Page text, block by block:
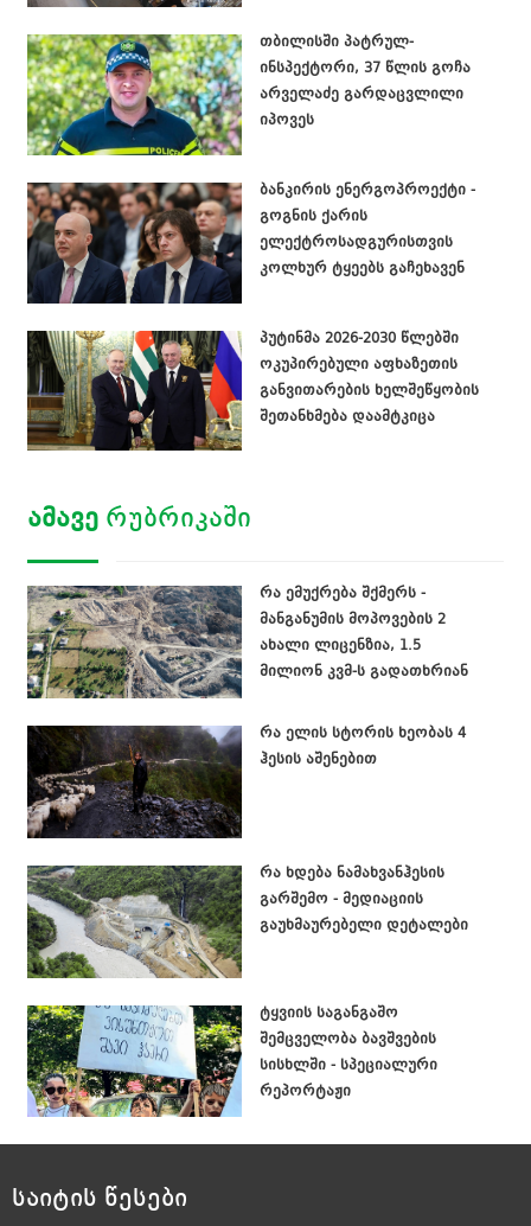
თბილისში პატრულ-
ინსპექტორი, 37 წლის გოჩა
არველაძე გარდაცვლილი
იპოვეს
ბანკირის ენერგოპროექტი -
გოგნის ქარის
ელექტროსადგურისთვის
კოლხურ ტყეებს გაჩეხავენ
პუტინმა 2026-2030 წლებში
ოკუპირებული აფხაზეთის
განვითარების ხელშეწყობის
შეთანხმება დაამტკიცა
ᲐᲛᲐᲕᲔ ᲠᲣᲑᲠᲘᲙᲐᲨᲘ
რა ემუქრება შქმერს -
მანგანუმის მოპოვების 2
ახალი ლიცენზია, 1.5
მილიონ კვმ-ს გადათხრიან
რა ელის სტორის ხეობას 4
ჰესის აშენებით
რა ხდება ნამახვანჰესის
გარშემო - მედიაციის
გაუხმაურებელი დეტალები
ტყვიის საგანგაშო
შემცველობა ბავშვების
სისხლში - სპეციალური
რეპორტაჟი
საიტის წესები